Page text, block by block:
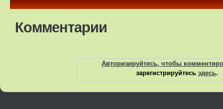
Комментарии
Авторизируйтесь, чтобы
зарегистрируйтесь здесь.